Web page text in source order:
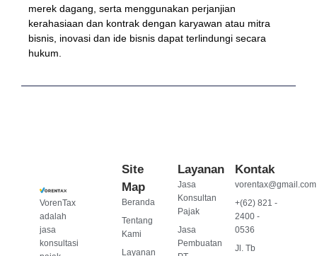
merek dagang, serta menggunakan perjanjian
kerahasiaan dan kontrak dengan karyawan atau mitra
bisnis, inovasi dan ide bisnis dapat terlindungi secara
hukum.
VorenTax
adalah
jasa
konsultasi
Site
Map
Beranda
Tentang
Kami
Layanan
Layanan
Jasa
Konsultan
Pajak
Jasa
Pembuatan
Kontak
vorentax@gmail.com
+(62) 821 -
2400 -
0536
Jl. Tb